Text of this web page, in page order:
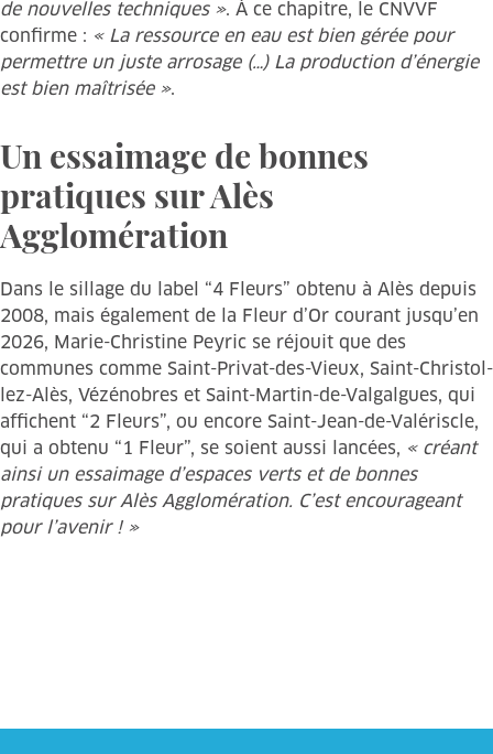
de nouvelles techniques ». À ce chapitre, le CNVVF
confirme : « La ressource en eau est bien gérée pour
permettre un juste arrosage (…) La production d’énergie
est bien maîtrisée ».
Un essaimage de bonnes
pratiques sur Alès
Agglomération
Dans le sillage du label “4 Fleurs” obtenu à Alès depuis
2008, mais également de la Fleur d’Or courant jusqu’en
2026, Marie-Christine Peyric se réjouit que des
communes comme Saint-Privat-des-Vieux, Saint-Christol-
lez-Alès, Vézénobres et Saint-Martin-de-Valgalgues, qui
affichent “2 Fleurs”, ou encore Saint-Jean-de-Valériscle,
qui a obtenu “1 Fleur”, se soient aussi lancées, « créant
ainsi un essaimage d’espaces verts et de bonnes
pratiques sur Alès Agglomération. C’est encourageant
pour l’avenir ! »